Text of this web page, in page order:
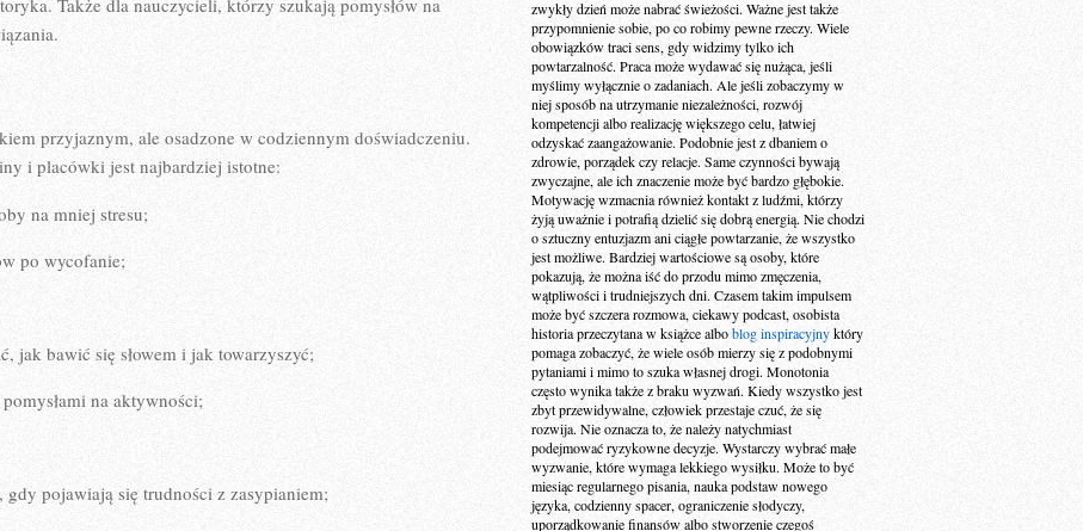
Także dla nauczycieli, którzy szukają pomysłów na
przyjaznym, ale osadzone w codziennym doświadczeniu.
i placówki jest najbardziej istotne:
na mniej stresu;
po wycofanie;
jak bawić się słowem i jak towarzyszyć;
na aktywności;
pojawiają się trudności z zasypianiem;
zwykły dzień może nabrać świeżości. Ważne jest także
przypomnienie sobie, po co robimy pewne rzeczy. Wiele
obowiązków traci sens, gdy widzimy tylko ich
powtarzalność. Praca może wydawać się nużąca, jeśli
myślimy wyłącznie o zadaniach. Ale jeśli zobaczymy w
niej sposób na utrzymanie niezależności, rozwój
kompetencji albo realizację większego celu, łatwiej
odzyskać zaangażowanie. Podobnie jest z dbaniem o
zdrowie, porządek czy relacje. Same czynności bywają
zwyczajne, ale ich znaczenie może być bardzo głębokie.
Motywację wzmacnia również kontakt z ludźmi, którzy
żyją uważnie i potrafią dzielić się dobrą energią. Nie chodzi
o sztuczny entuzjazm ani ciągłe powtarzanie, że wszystko
jest możliwe. Bardziej wartościowe są osoby, które
pokazują, że można iść do przodu mimo zmęczenia,
wątpliwości i trudniejszych dni. Czasem takim impulsem
może być szczera rozmowa, ciekawy podcast, osobista
historia przeczytana w książce alboblog inspiracyjnyktóry
pomaga zobaczyć, że wiele osób mierzy się z podobnymi
pytaniami i mimo to szuka własnej drogi. Monotonia
często wynika także z braku wyzwań. Kiedy wszystko jest
zbyt przewidywalne, człowiek przestaje czuć, że się
rozwija. Nie oznacza to, że należy natychmiast
podejmować ryzykowne decyzje. Wystarczy wybrać małe
wyzwanie, które wymaga lekkiego wysiłku. Może to być
miesiąc regularnego pisania, nauka podstaw nowego
języka, codzienny spacer, ograniczenie słodyczy,
uporządkowanie finansów albo stworzenie czegoś